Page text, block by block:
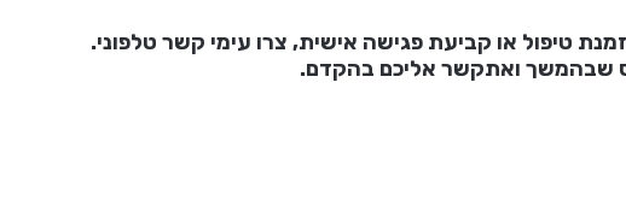
טיפול או קביעת פגישה אישית, צרו עימי קשר טלפוני.
שבהמשך ואתקשר אליכם בהקדם.